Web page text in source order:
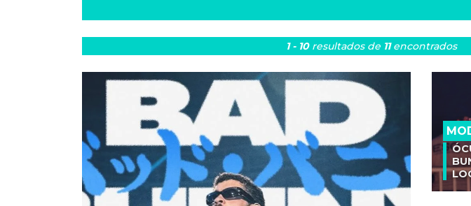
1 - 10resultados de 11encontrados